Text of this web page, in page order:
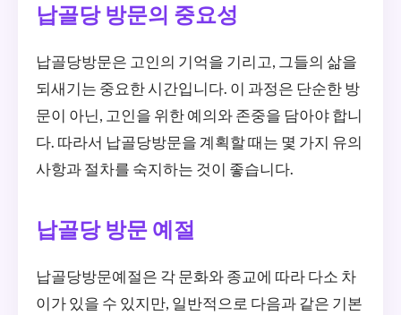
납골당 방문의 중요성
납골당방문은 고인의 기억을 기리고, 그들의 삶을
되새기는 중요한 시간입니다. 이 과정은 단순한 방
문이 아닌, 고인을 위한 예의와 존중을 담아야 합니
다. 따라서 납골당방문을 계획할 때는 몇 가지 유의
사항과 절차를 숙지하는 것이 좋습니다.
납골당 방문 예절
납골당방문예절은 각 문화와 종교에 따라 다소 차
이가 있을 수 있지만, 일반적으로 다음과 같은 기본